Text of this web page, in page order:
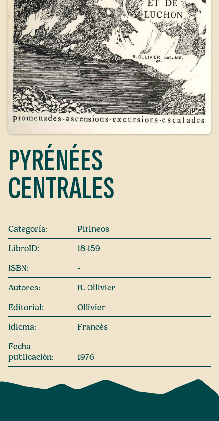
PYRÉNÉES
CENTRALES
Categoría:
Pirineos
LibroID:
18-159
ISBN:
-
Autores:
R. Ollivier
Editorial:
Ollivier
Idioma:
Francés
Fecha
publicación:
1976